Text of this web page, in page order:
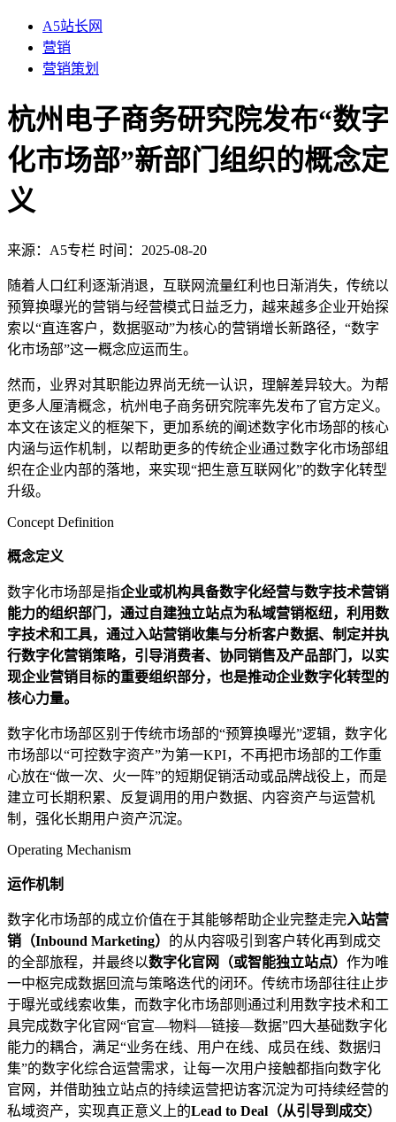
A5站长网
营销
营销策划
杭州电子商务研究院发布“数字
化市场部”新部门组织的概念定
义
来源： A5专栏 时间：2025-08-20
随着人口红利逐渐消退，互联网流量红利也日渐消失，传统以
预算换曝光的营销与经营模式日益乏力，越来越多企业开始探
索以“直连客户，数据驱动”为核心的营销增长新路径，“数字
化市场部”这一概念应运而生。
然而，业界对其职能边界尚无统一认识，理解差异较大。为帮
更多人厘清概念，杭州电子商务研究院率先发布了官方定义。
本文在该定义的框架下，更加系统的阐述数字化市场部的核心
内涵与运作机制，以帮助更多的传统企业通过数字化市场部组
织在企业内部的落地，来实现“把生意互联网化”的数字化转型
升级。
Concept Definition
概念定义
数字化市场部是指企业或机构具备数字化经营与数字技术营销
能力的组织部门，通过自建独立站点为私域营销枢纽，利用数
字技术和工具，通过入站营销收集与分析客户数据、制定并执
行数字化营销策略，引导消费者、协同销售及产品部门，以实
现企业营销目标的重要组织部分，也是推动企业数字化转型的
核心力量。
数字化市场部区别于传统市场部的“预算换曝光”逻辑，数字化
市场部以“可控数字资产”为第一KPI，不再把市场部的工作重
心放在“做一次、火一阵”的短期促销活动或品牌战役上，而是
建立可长期积累、反复调用的用户数据、内容资产与运营机
制，强化长期用户资产沉淀。
Operating Mechanism
运作机制
数字化市场部的成立价值在于其能够帮助企业完整走完入站营
销（Inbound Marketing） 的从内容吸引到客户转化再到成交
的全部旅程，并最终以数字化官网（或智能独立站点） 作为唯
一中枢完成数据回流与策略迭代的闭环。传统市场部往往止步
于曝光或线索收集，而数字化市场部则通过利用数字技术和工
具完成数字化官网“官宣—物料—链接—数据”四大基础数字化
能力的耦合，满足“业务在线、用户在线、成员在线、数据归
集”的数字化综合运营需求，让每一次用户接触都指向数字化
官网，并借助独立站点的持续运营把访客沉淀为可持续经营的
私域资产，实现真正意义上的Lead to Deal（从引导到成交）